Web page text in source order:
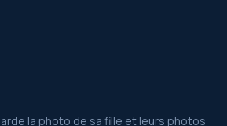
la photo de sa fille et leurs photos